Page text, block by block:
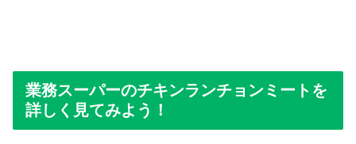
業務スーパーのチキンランチョンミートを
詳しく見てみよう！